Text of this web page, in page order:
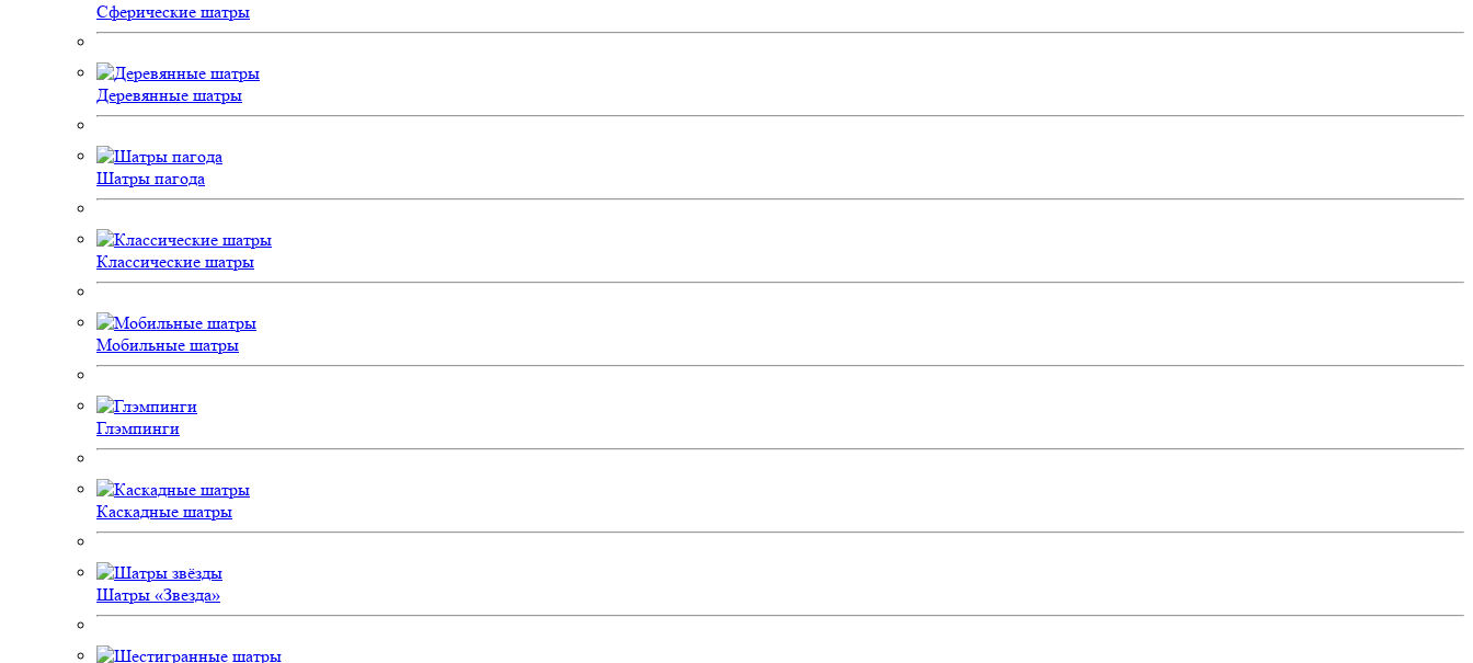
Сферические шатры
Деревянные шатры
Шатры пагода
Классические шатры
Мобильные шатры
Глэмпинги
Каскадные шатры
Шатры «Звезда»